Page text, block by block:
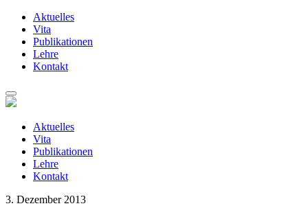
Aktuelles
Vita
Publikationen
Lehre
Kontakt
Zum
springenAktuelles
Vita
Publikationen
Lehre
Kontakt
3. Dezember 2013